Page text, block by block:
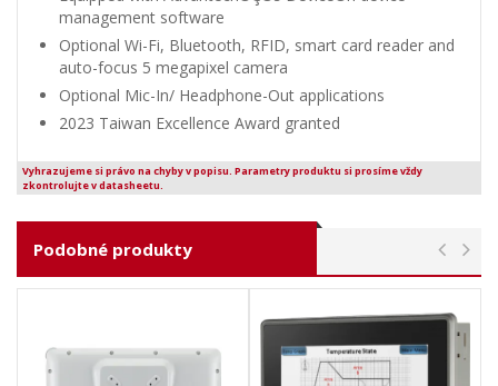
management software
Optional Wi-Fi, Bluetooth, RFID, smart card reader and
auto-focus 5 megapixel camera
Optional Mic-In/ Headphone-Out applications
2023 Taiwan Excellence Award granted
Vyhrazujeme si právo na chyby v popisu. Parametry produktu si prosíme vždy
zkontrolujte v datasheetu.
Podobné produkty